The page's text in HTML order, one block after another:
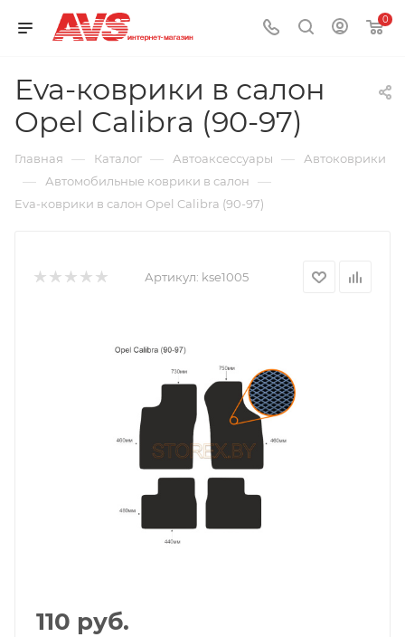
0
Eva-коврики в салон
Opel Calibra (90-97)
Главная — Каталог — Автоаксессуары — Автоковрики
— Автомобильные коврики в салон —
Eva-коврики в салон Opel Calibra (90-97)
Артикул: kse1005
110 руб.